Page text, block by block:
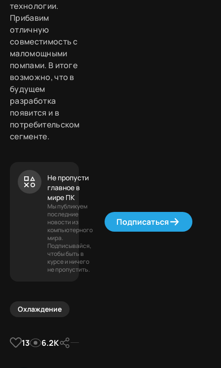
технологии.
Прибавим
отличную
совместимость с
маломощными
помпами. В итоге
возможно, что в
будущем
разработка
появится и в
потребительском
сегменте.
Не пропусти
главное в
мире ПК
Мы публикуем
последние
новости из
компьютерного
мира.
Подписывайся,
чтобы быть в
курсе и ничего
не пропустить.
Подписаться
Охлаждение
13 6.2К